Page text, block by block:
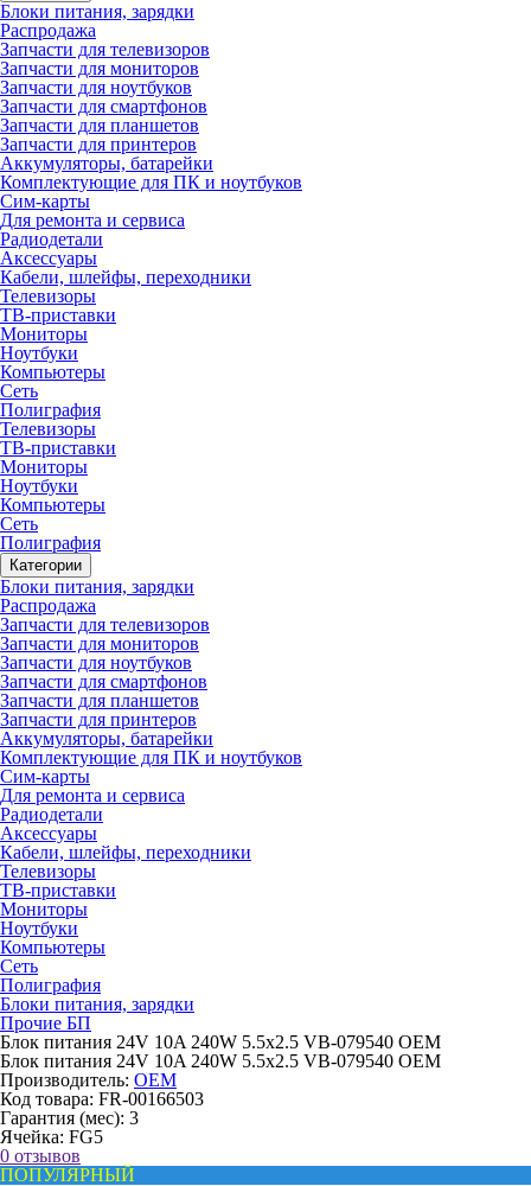
Блоки питания, зарядки
Распродажа
Запчасти для телевизоров
Запчасти для мониторов
Запчасти для ноутбуков
Запчасти для смартфонов
Запчасти для планшетов
Запчасти для принтеров
Аккумуляторы, батарейки
Комплектующие для ПК и ноутбуков
Сим-карты
Для ремонта и сервиса
Радиодетали
Аксессуары
Кабели, шлейфы, переходники
Телевизоры
ТВ-приставки
Мониторы
Ноутбуки
Компьютеры
Сеть
Полиграфия
Телевизоры
ТВ-приставки
Мониторы
Ноутбуки
Компьютеры
Сеть
Полиграфия
Категории
Блоки питания, зарядки
Распродажа
Запчасти для телевизоров
Запчасти для мониторов
Запчасти для ноутбуков
Запчасти для смартфонов
Запчасти для планшетов
Запчасти для принтеров
Аккумуляторы, батарейки
Комплектующие для ПК и ноутбуков
Сим-карты
Для ремонта и сервиса
Радиодетали
Аксессуары
Кабели, шлейфы, переходники
Телевизоры
ТВ-приставки
Мониторы
Ноутбуки
Компьютеры
Сеть
Полиграфия
Блоки питания, зарядки
Прочие БП
Блок питания 24V 10A 240W 5.5x2.5 VB-079540 OEM
Блок питания 24V 10A 240W 5.5x2.5 VB-079540 OEM
Производитель: OEM
Код товара: FR-00166503
Гарантия (мес): 3
Ячейка: FG5
0 отзывов
ПОПУЛЯРНЫЙ